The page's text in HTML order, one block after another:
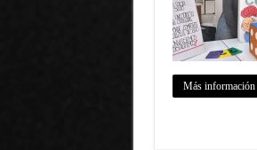
Más información